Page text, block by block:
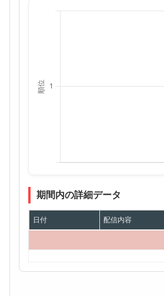
期間内の詳細データ
日付 配信内容